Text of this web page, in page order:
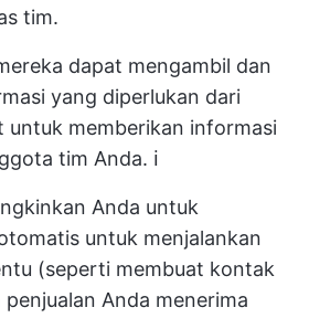
tim.
dapat mengambil dan
yang diperlukan dari
untuk memberikan informasi
tim Anda. ℹ️
Anda untuk
untuk menjalankan
(seperti membuat kontak
Anda menerima